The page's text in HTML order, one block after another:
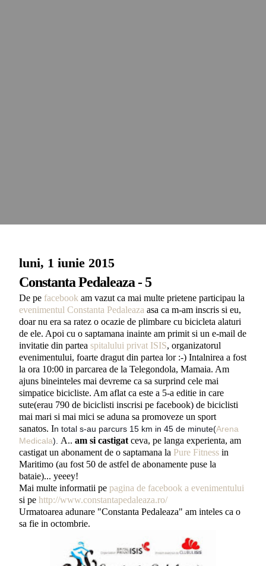
luni, 1 iunie 2015
Constanta Pedaleaza - 5
De pe facebook am vazut ca mai multe prietene participau la
evenimentul Constanta Pedaleaza asa ca m-am inscris si eu,
doar nu era sa ratez o ocazie de plimbare cu bicicleta alaturi
de ele. Apoi cu o saptamana inainte am primit si un e-mail de
invitatie din partea spitalului privat ISIS, organizatorul
evenimentului, foarte dragut din partea lor :-) Intalnirea a fost
la ora 10:00 in parcarea de la Telegondola, Mamaia. Am
ajuns bineinteles mai devreme ca sa surprind cele mai
simpatice bicicliste. Am aflat ca este a 5-a editie in care
sute(erau 790 de biciclisti inscrisi pe facebook) de biciclisti
mai mari si mai mici se aduna sa promoveze un sport
sanatos. In total s-au parcurs 15 km in 45 de minute(Arena
Medicala). A.. am si castigat ceva, pe langa experienta, am
castigat un abonament de o saptamana la Pure Fitness in
Maritimo (au fost 50 de astfel de abonamente puse la
bataie)... yeeey!
Mai multe informatii pe pagina de facebook a evenimentului
si pe http://www.constantapedaleaza.ro/
Urmatoarea adunare "Constanta Pedaleaza" am inteles ca o
sa fie in octombrie.